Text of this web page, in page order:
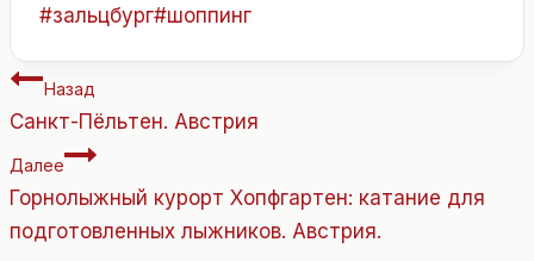
Метки
#зальцбург#шоппинг
Навигация
по
записям
Назад
Санкт-Пёльтен. Австрия
Далее
Горнолыжный курорт Хопфгартен: катание для
подготовленных лыжников. Австрия.